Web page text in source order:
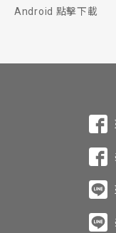
Android 點擊下載